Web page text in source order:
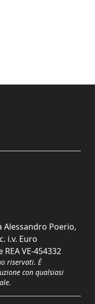
Alessandro Poerio,
i.v. Euro
REA VE-454332
riservati. È
con qualsiasi